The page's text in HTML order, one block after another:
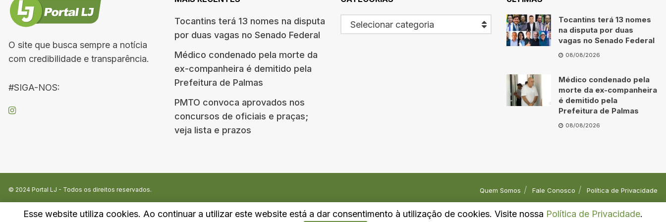
O site que busca sempre a notícia
com credibilidade e transparência.
#SIGA-NOS:
Tocantins terá 13 nomes na disputa
por duas vagas no Senado Federal
Médico condenado pela morte da
ex-companheira é demitido pela
Prefeitura de Palmas
PMTO convoca aprovados nos
concursos de oficiais e praças;
veja lista e prazos
Selecionar categoria
Tocantins terá 13 nomes
na disputa por duas
vagas no Senado Federal
08/08/2026
Médico condenado pela
morte da ex-companheira
é demitido pela
Prefeitura de Palmas
08/08/2026
Quem Somos Fale Conosco Política de Privacidade
© 2024 Portal LJ - Todos os direitos reservados.
Esse website utiliza cookies. Ao continuar a utilizar este website está a dar consentimento à utilização de cookies. Visite nossa Política de Privacidade.